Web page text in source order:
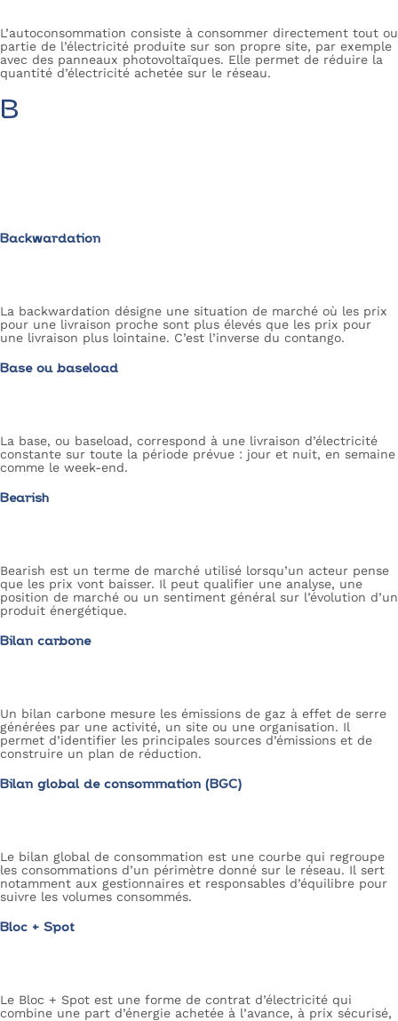
L’autoconsommation consiste à consommer directement tout ou
partie de l’électricité produite sur son propre site, par exemple
avec des panneaux photovoltaïques. Elle permet de réduire la
quantité d’électricité achetée sur le réseau.
B
Backwardation
La backwardation désigne une situation de marché où les prix
pour une livraison proche sont plus élevés que les prix pour
une livraison plus lointaine. C’est l’inverse du contango.
Base ou baseload
La base, ou baseload, correspond à une livraison d’électricité
constante sur toute la période prévue : jour et nuit, en semaine
comme le week-end.
Bearish
Bearish est un terme de marché utilisé lorsqu’un acteur pense
que les prix vont baisser. Il peut qualifier une analyse, une
position de marché ou un sentiment général sur l’évolution d’un
produit énergétique.
Bilan carbone
Un bilan carbone mesure les émissions de gaz à effet de serre
générées par une activité, un site ou une organisation. Il
permet d’identifier les principales sources d’émissions et de
construire un plan de réduction.
Bilan global de consommation (BGC)
Le bilan global de consommation est une courbe qui regroupe
les consommations d’un périmètre donné sur le réseau. Il sert
notamment aux gestionnaires et responsables d’équilibre pour
suivre les volumes consommés.
Bloc + Spot
Le Bloc + Spot est une forme de contrat d’électricité qui
combine une part d’énergie achetée à l’avance, à prix sécurisé,